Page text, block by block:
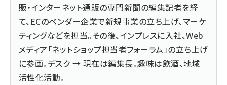
販・インターネット通販の専門新聞の編集記者を経
て、ECのベンダー企業で新規事業の立ち上げ、マーケ
ティングなどを担当。その後、インプレスに入社、Web
メディア「ネットショップ担当者フォーラム」の立ち上げ
に参画。デスク → 現在は編集長。趣味は飲酒、地域
活性化活動。